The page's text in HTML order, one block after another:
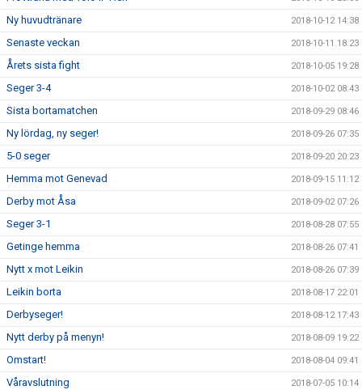
Ny huvudtränare 2018-10-12 14:38
Senaste veckan 2018-10-11 18:23
Årets sista fight 2018-10-05 19:28
Seger 3-4 2018-10-02 08:43
Sista bortamatchen 2018-09-29 08:46
Ny lördag, ny seger! 2018-09-26 07:35
5-0 seger 2018-09-20 20:23
Hemma mot Genevad 2018-09-15 11:12
Derby mot Åsa 2018-09-02 07:26
Seger 3-1 2018-08-28 07:55
Getinge hemma 2018-08-26 07:41
Nytt x mot Leikin 2018-08-26 07:39
Leikin borta 2018-08-17 22:01
Derbyseger! 2018-08-12 17:43
Nytt derby på menyn! 2018-08-09 19:22
Omstart! 2018-08-04 09:41
Våravslutning 2018-07-05 10:14